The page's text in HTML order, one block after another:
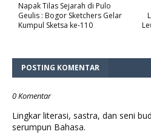
Napak Tilas Sejarah di Pulo
Geulis : Bogor Sketchers Gelar
Kumpul Sketsa ke-110
POSTING KOMENTAR
0 Komentar
Lingkar literasi, sastra, dan seni
serumpun Bahasa.